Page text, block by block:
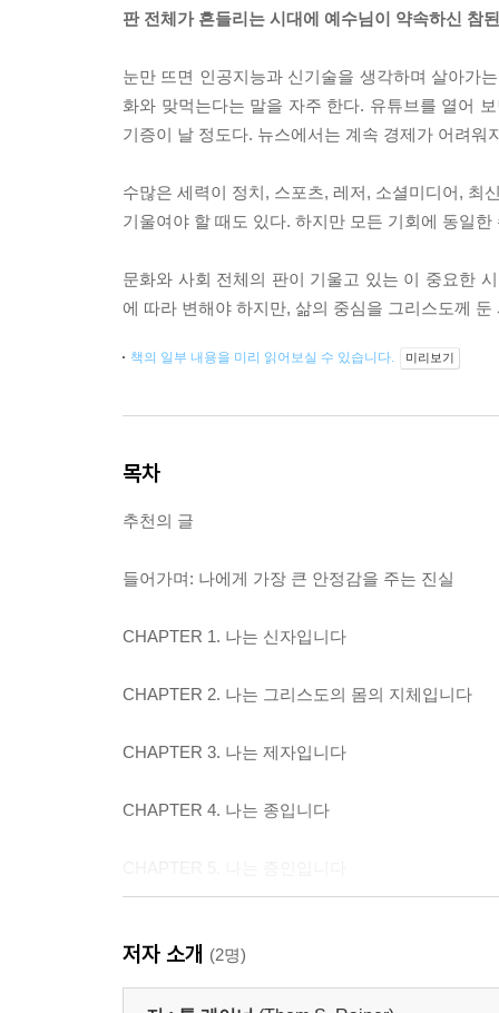
판 전체가 흔들리는 시대에 예수님이 약속하신 참
눈만 뜨면 인공지능과 신기술을 생각하며 살아가
화와 맞먹는다는 말을 자주 한다. 유튜브를 열어
기증이 날 정도다. 뉴스에서는 계속 경제가 어려
수많은 세력이 정치, 스포츠, 레저, 소셜미디어, 최
기울여야 할 때도 있다. 하지만 모든 기회에 동일
문화와 사회 전체의 판이 기울고 있는 이 중요한
에 따라 변해야 하지만, 삶의 중심을 그리스도께
책의 일부 내용을 미리 읽어보실 수 있습니다. 미리보기
목차
추천의 글
들어가며: 나에게 가장 큰 안정감을 주는 진실
CHAPTER 1. 나는 신자입니다
CHAPTER 2. 나는 그리스도의 몸의 지체입니다
CHAPTER 3. 나는 제자입니다
CHAPTER 4. 나는 종입니다
CHAPTER 7. 나는 그리스도인입니다
저자 소개 (2명)